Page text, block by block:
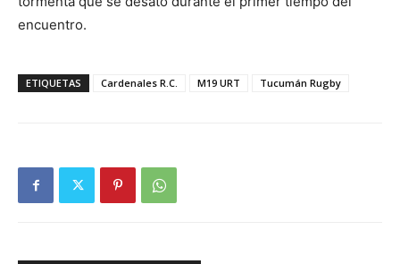
encuentro.
ETIQUETAS Cardenales R.C. M19 URT Tucumán Rugby